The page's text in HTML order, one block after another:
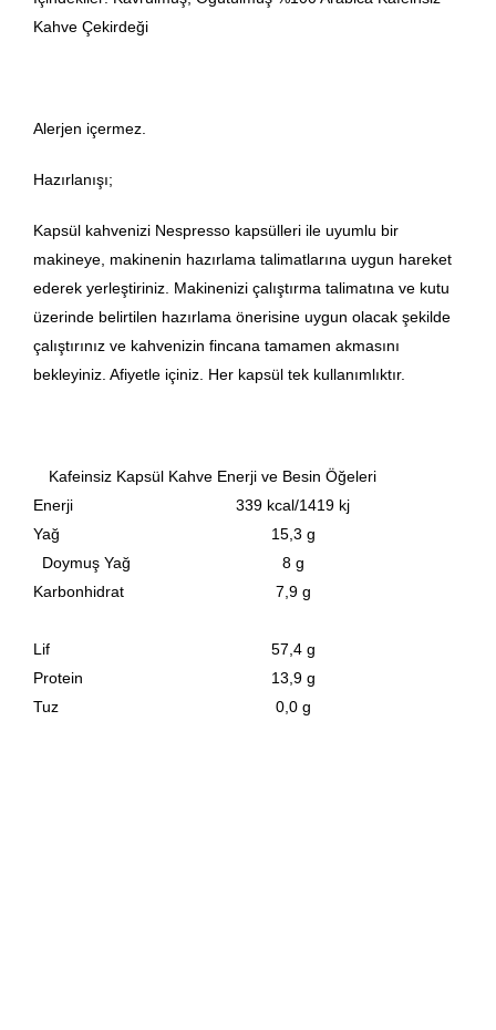
Kahve Çekirdeği
Alerjen içermez.
Hazırlanışı;
Kapsül kahvenizi Nespresso kapsülleri ile uyumlu bir
makineye, makinenin hazırlama talimatlarına uygun hareket
ederek yerleştiriniz. Makinenizi çalıştırma talimatına ve kutu
üzerinde belirtilen hazırlama önerisine uygun olacak şekilde
çalıştırınız ve kahvenizin fincana tamamen akmasını
bekleyiniz. Afiyetle içiniz. Her kapsül tek kullanımlıktır.
Kafeinsiz Kapsül Kahve Enerji ve Besin Öğeleri
Enerji
339 kcal/1419 kj
Yağ
15,3 g
Doymuş Yağ
8 g
Karbonhidrat
7,9 g
Lif
57,4 g
Protein
13,9 g
Tuz
0,0 g